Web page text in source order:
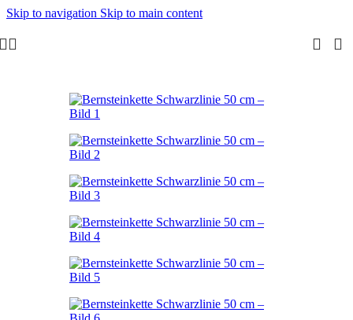
Skip to navigation Skip to main content